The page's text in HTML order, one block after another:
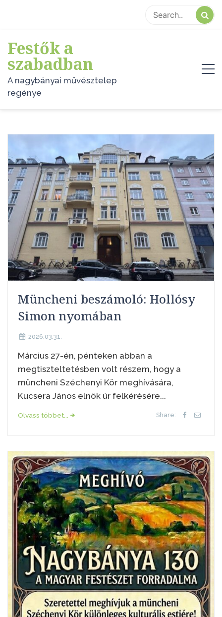
content
Festők a
szabadban
A nagybányai művésztelep
regénye
Müncheni beszámoló: Hollósy
Simon nyomában
2026.03.31.
Március 27-én, pénteken abban a
megtiszteltetésben volt részem, hogy a
müncheni Széchenyi Kör meghívására,
Kucsera János elnök úr felkérésére...
Olvass többet... Share: